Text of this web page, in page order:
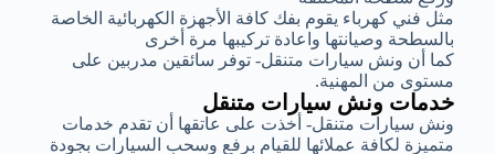
مثل فني كهرباء يقوم بفك كافة الأجهزة الكهربائية الخاصة
بالسطحة وصيانتها واعادة تركيبها مرة أخرى
كما أن ونش سيارات متنقل- توفر سائقين مدربين على
مستوى من المهنية.
خدمات ونش سيارات متنقل
ونش سيارات متنقل- أخذت على عاتقها أن تقدم خدمات
متميزة لكافة عملائها للقيام برفع وسحب السيارات بجودة